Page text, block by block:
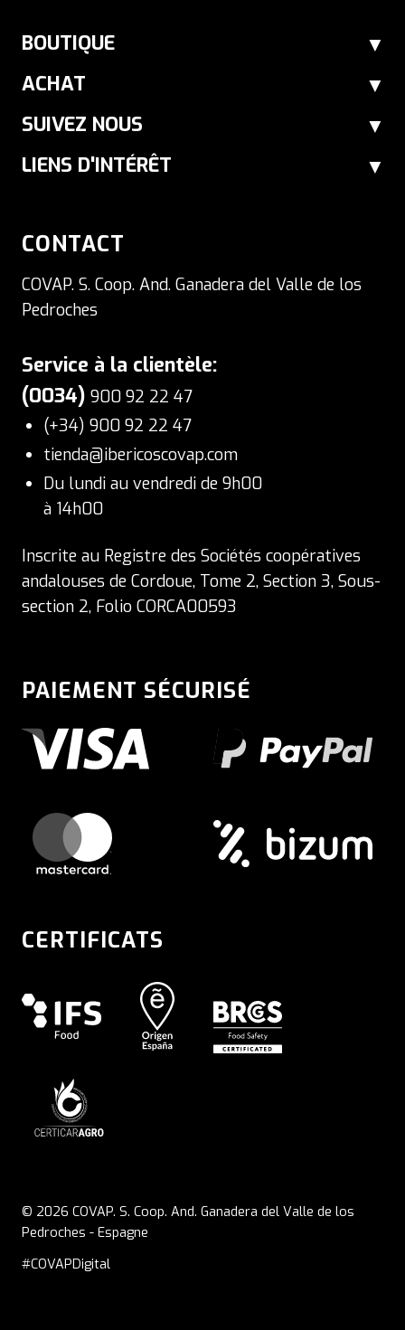
BOUTIQUE
ACHAT
SUIVEZ NOUS
LIENS D'INTÉRÊT
CONTACT
COVAP. S. Coop. And. Ganadera del Valle de los
Pedroches
Service à la clientèle:
(0034) 900 92 22 47
(+34) 900 92 22 47
tienda@ibericoscovap.com
Du lundi au vendredi de 9h00
à 14h00
Inscrite au Registre des Sociétés coopératives
andalouses de Cordoue, Tome 2, Section 3, Sous-
section 2, Folio CORCA00593
PAIEMENT SÉCURISÉ
CERTIFICATS
© 2026 COVAP. S. Coop. And. Ganadera del Valle de los
Pedroches - Espagne
#COVAPDigital